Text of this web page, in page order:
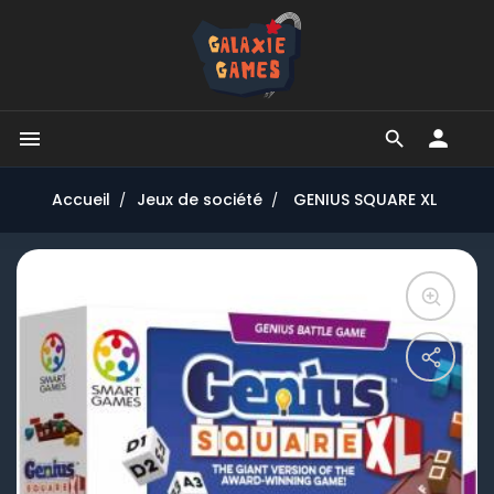


Accueil Jeux de société GENIUS SQUARE XL